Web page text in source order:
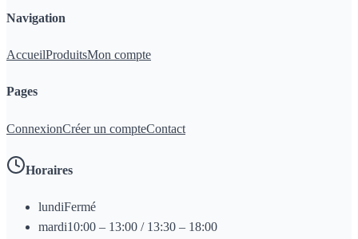
Navigation
AccueilProduitsMon compte
Pages
ConnexionCréer un compteContact
Horaires
lundiFermé
mardi10:00 – 13:00 / 13:30 – 18:00